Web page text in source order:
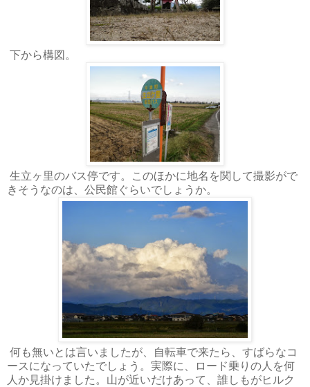
下から構図。
生立ヶ里のバス停です。このほかに地名を関して撮影がで
きそうなのは、公民館ぐらいでしょうか。
何も無いとは言いましたが、自転車で来たら、すばらなコ
ースになっていたでしょう。実際に、ロード乗りの人を何
人か見掛けました。山が近いだけあって、誰しもがヒルク